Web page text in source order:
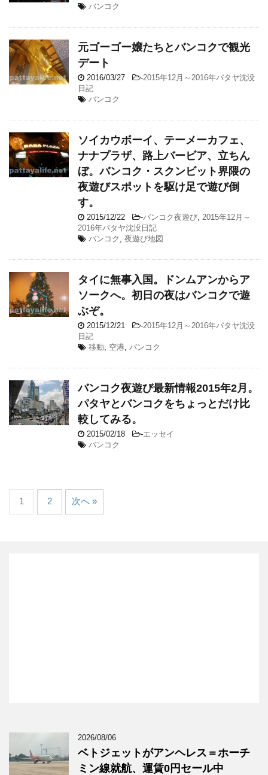
バンコク
元ゴーゴー嬢たちとバンコクで観光
デート
2016/03/27 -2015年12月～2016年パタヤ沈没
日記
バンコク
ソイカウボーイ、テーメーカフェ、
ナナプラザ、路上バービア、立ちん
ぼ。バンコク・スクンビット界隈の
夜遊びスポットを駆け足で遊び倒
す。
2015/12/22 -バンコク夜遊び 2015年12月～
2016年パタヤ沈没日記
バンコク
夜遊び地図
タイに無事入国。ドンムアンからア
ソークへ。初日の夜はバンコクで遊
ぶぞ。
2015/12/21 -2015年12月～2016年パタヤ沈没
日記
移動
空港 バンコク
バンコク夜遊び最新情報2015年2月。
パタヤとバンコクをちょっとだけ比
較してみる。
2015/02/18 -エッセイ
バンコク
1 2 次へ »
2026/08/06
ベトジェットがアンヘレス＝ホーチ
ミン線就航、運賃0円セール中